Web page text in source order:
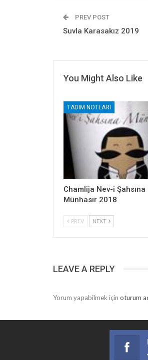
PREV POST
Suvla Karasakız 2019
You Might Also Like
TADIM NOTLARI
Chamlija Nev-i Şahsına
Münhasır 2018
PREV NEXT
LEAVE A REPLY
Yorum yapabilmek için oturum